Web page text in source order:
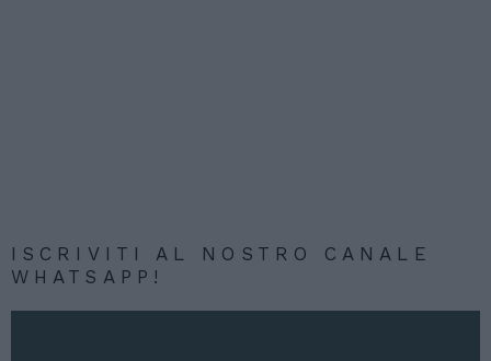
ISCRIVITI AL NOSTRO CANALE
WHATSAPP!